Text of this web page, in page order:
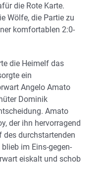
die Rote Karte.
Wölfe, die Partie zu
komfortablen 2:0-
die Heimelf das
ein
Angelo Amato
Dominik
Amato
der ihn hervorragend
des durchstartenden
im Eins-gegen-
eiskalt und schob